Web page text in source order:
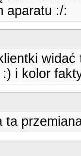
aparatu :/:
i kolor
ta